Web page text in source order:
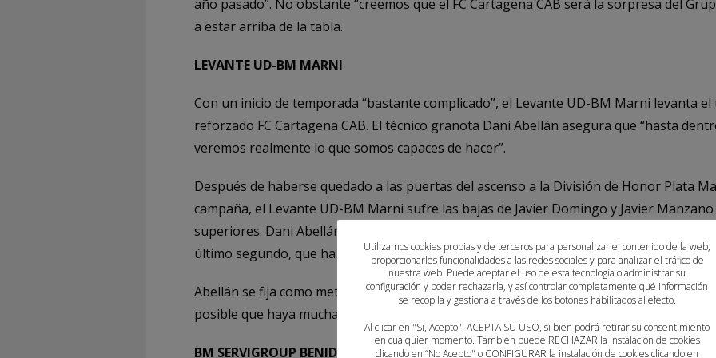
año pasado”. No obstante “creemos que el FC Cartagena CAB será la sorpresa del
a estar arriba de la tabla.
LEVANTE UD-BM MARNI
Con un inicio de temporada “bastante complicado”, el Levante UD-BM Marni levanta
reforzado FC Cartagena CAB. El técnico granota Dani Abellán asegura que “hasta
veremos realmente lo que somos capaces de hacer”.
Después de haberse quedado a las puertas del ascenso a la División de Honor Plata
campaña, el Levante UD-BM Marni sufre las bajas de Javier Domingo y Javier
superiores. Dani Abellán define su equipo como “un grupo comprometido al que le
último segundo, que ha demostrado que es capaz de plantar cara a cualquier equipo
Abellán se fija como meta “competir, disfrutar y estar lo más alto posible sin renunciar
posible que haya mucha igualdad en la competición, por lo que definirse por los
BM SERVIGROUP BENIDORM
Utilizamos cookies propias y de terceros para personalizar el contenido de la web,
proporcionarles funcionalidades a las redes sociales y para analizar el tráfico de
nuestra web. Puede aceptar el uso de esta tecnología o administrar su
configuración y poder rechazarla, y así controlar completamente qué información
se recopila y gestiona a través de los botones habilitados al efecto.
Al clicar en "Sí, Acepto", ACEPTA SU USO, si bien podrá retirar su consentimiento
en cualquier momento. También puede RECHAZAR la instalación de cookies
clicando en “No Acepto" o CONFIGURAR la instalación de cookies clicando en